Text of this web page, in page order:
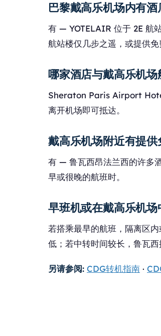
巴黎戴高乐机场内有酒
有 — YOTELAIR 位于 2E 航
航站楼仅几步之遥，或提供免
哪家酒店与戴高乐机场
Sheraton Paris Airport
离开机场即可抵达。
戴高乐机场附近有提供
有 — 鲁瓦西昂法兰西的许多
早或很晚的航班时。
早班机或在戴高乐机
若搭乘最早的航班，隔离区
低；若中转时间较长，鲁瓦西
另请参阅: CDG转机指南 ·